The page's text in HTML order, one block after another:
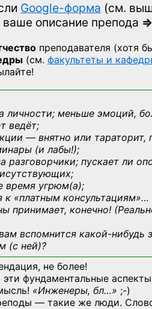
Google-форма (см.
описание препода =>
преподавателя (хотя
(см. факультеты и
личности; меньше эмоций,
ведёт;
— внятно или тараторит,
(и лабы!);
разговорчики; пускает ли
время угрюм(а);
к «платным консультациям»…
принимает, конечно!
вспомнится какой-нибудь
(с ней)?
не более!
фундаментальные
«Инженеры, бл…» ;-)
— такие же люди.